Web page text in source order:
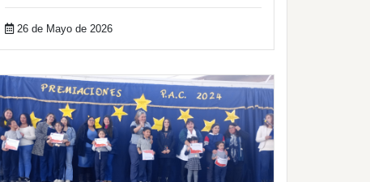
26 de Mayo de 2026